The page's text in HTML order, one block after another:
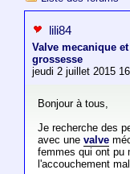
lili84
Valve mecanique et
grossesse
jeudi 2 juillet 2015
Bonjour à tous,
Je recherche des
avec une valve
femmes qui ont pu
l'accouchement